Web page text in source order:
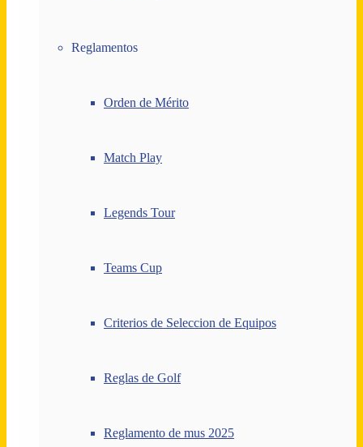
Reglamentos
Orden de Mérito
Match Play
Legends Tour
Teams Cup
Criterios de Seleccion de Equipos
Reglas de Golf
Reglamento de mus 2025